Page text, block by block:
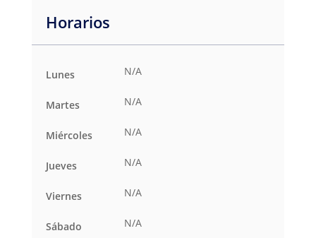
Horarios
Lunes N/A
Martes N/A
Miércoles N/A
Jueves N/A
Viernes N/A
Sábado N/A